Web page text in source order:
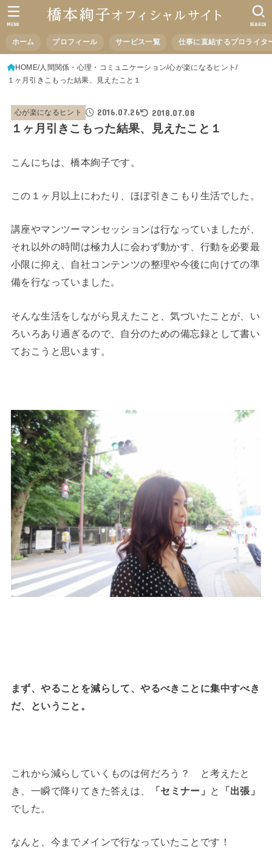
ホーム プロフィール サービス一覧 仕事に直結するプロライタ
SEARCH
MENU
HOME 人間関係・心理・コミュニケーション 心が楽になるヒント
１ヶ月引きこもった結果、見えたこと１
心が楽になるヒント 2016.07.26 2018.07.08
１ヶ月引きこもった結果、見えたこと１
こんにちは、橋本絢子です。
この１ヶ月以上にわたり、ほぼ引きこもり生活でした。
講座やマンツーマンセッションは行なっていましたが、
それ以外の時間は極力人に会わず動かす、行動を必要最
小限に抑え、自社コンテンツの整理や今後に向けての準
備を行なっていました。
そんな生活をしながら見えたこと、気づいたことが、い
ろいろあり過ぎるので、自分のための備忘録として書い
ておこうと思います。
まず、やることを減らして、やるべきことに集中すべき
だ、ということ。
これから減らしていくものは何だろう？ と考えたと
き、一瞬で降りてきた答えは、
「セミナー」 と
「出張」
でした。
なんと、今までメインで行なっていたことです！